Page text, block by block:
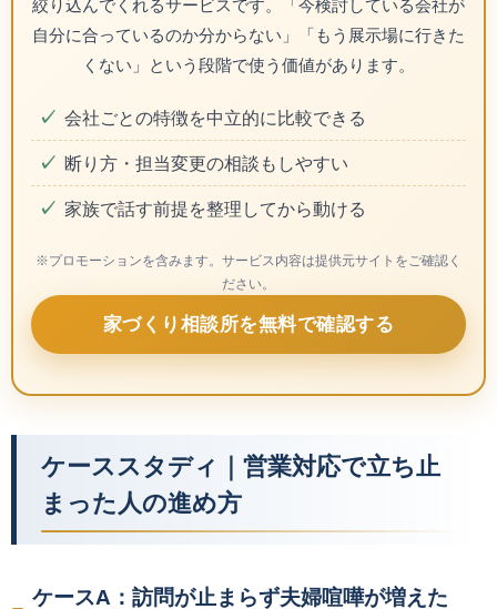
絞り込んでくれるサービスです。「今検討している会社が
自分に合っているのか分からない」「もう展示場に行きた
くない」という段階で使う価値があります。
会社ごとの特徴を中立的に比較できる
断り方・担当変更の相談もしやすい
家族で話す前提を整理してから動ける
※プロモーションを含みます。サービス内容は提供元サイトをご確認く
ださい。
家づくり相談所を無料で確認する
ケーススタディ｜営業対応で立ち止
まった人の進め方
ケースA：訪問が止まらず夫婦喧嘩が増えた